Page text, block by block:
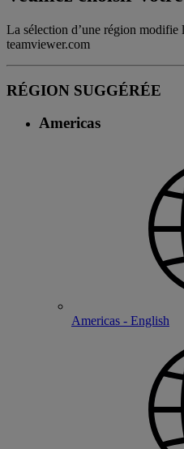
La sélection d’une région modifie
teamviewer.com
RÉGION SUGGÉRÉE
Americas
Americas - English